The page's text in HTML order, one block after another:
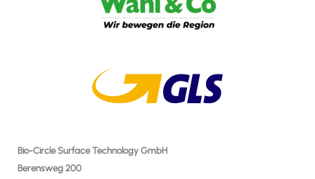
Bio-Circle Surface Technology GmbH
Berensweg 200